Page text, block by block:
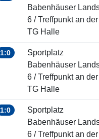
Babenhäuser
6 / Treffpunkt an der
TG Halle
1:0
Sportplatz
Babenhäuser
6 / Treffpunkt an der
TG Halle
1:0
Sportplatz
Babenhäuser
6 / Treffpunkt an der